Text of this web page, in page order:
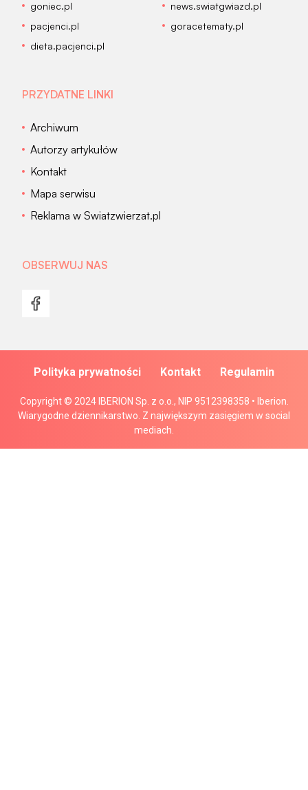
goniec.pl
news.swiatgwiazd.pl
pacjenci.pl
goracetematy.pl
dieta.pacjenci.pl
PRZYDATNE LINKI
Archiwum
Autorzy artykułów
Kontakt
Mapa serwisu
Reklama w Swiatzwierzat.pl
OBSERWUJ NAS
Copyright © 2024 IBERION Sp. z o.o., NIP 9512398358 • Iberion.
Wiarygodne dziennikarstwo. Z największym zasięgiem w social
mediach.
Polityka prywatności Kontakt Regulamin